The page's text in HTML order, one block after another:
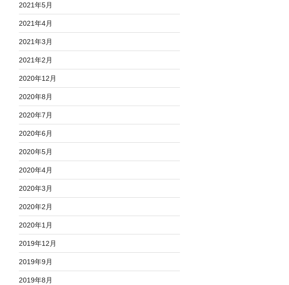
2021年5月
2021年4月
2021年3月
2021年2月
2020年12月
2020年8月
2020年7月
2020年6月
2020年5月
2020年4月
2020年3月
2020年2月
2020年1月
2019年12月
2019年9月
2019年8月